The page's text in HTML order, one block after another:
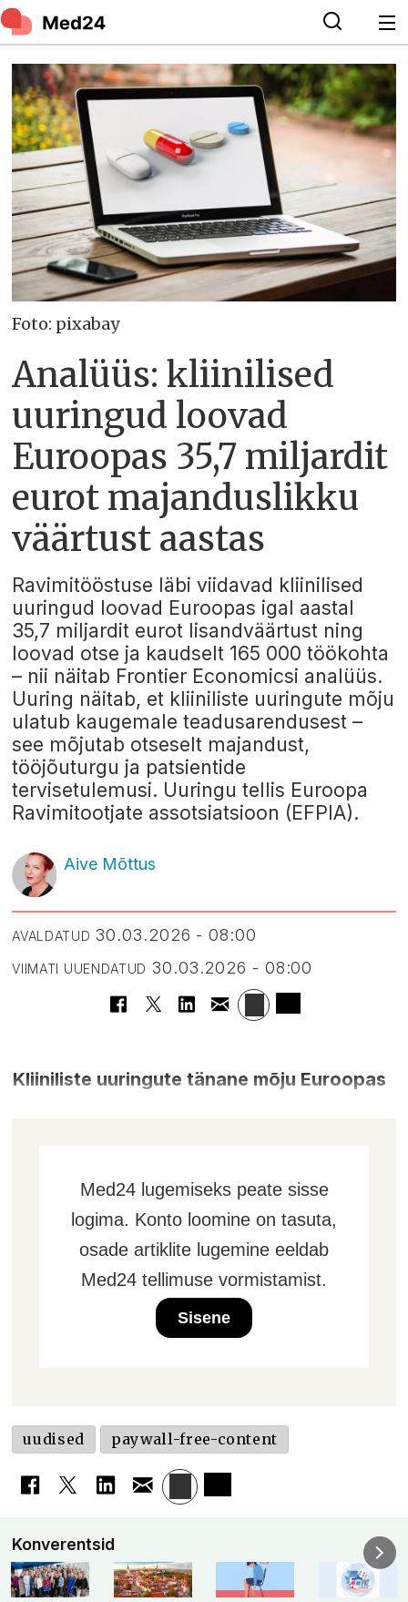
Foto: pixabay
Analüüs: kliinilised
uuringud loovad
Euroopas 35,7 miljardit
eurot majanduslikku
väärtust aastas
Ravimitööstuse läbi viidavad kliinilised
uuringud loovad Euroopas igal aastal
35,7 miljardit eurot lisandväärtust ning
loovad otse ja kaudselt 165 000 töökohta
– nii näitab Frontier Economicsi analüüs.
Uuring näitab, et kliiniliste uuringute mõju
ulatub kaugemale teadusarendusest –
see mõjutab otseselt majandust,
tööjõuturgu ja patsientide
tervisetulemusi. Uuringu tellis Euroopa
Ravimitootjate assotsiatsioon (EFPIA).
Aive Mõttus
AVALDATUD 30.03.2026 - 08:00
VIIMATI UUENDATUD 30.03.2026 - 08:00
Kliiniliste uuringute tänane mõju Euroopas
Med24 lugemiseks peate sisse
logima. Konto loomine on tasuta,
osade artiklite lugemine eeldab
Med24 tellimuse vormistamist.
Sisene
uudised paywall-free-content
Konverentsid